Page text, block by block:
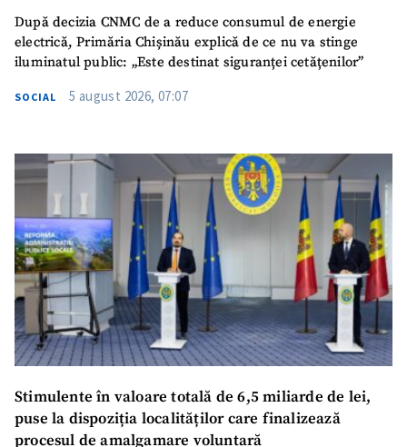
După decizia CNMC de a reduce consumul de energie
electrică, Primăria Chișinău explică de ce nu va stinge
iluminatul public: „Este destinat siguranței cetățenilor”
SOCIAL 5 august 2026, 07:07
Stimulente în valoare totală de 6,5 miliarde de lei,
puse la dispoziția localităților care finalizează
procesul de amalgamare voluntară